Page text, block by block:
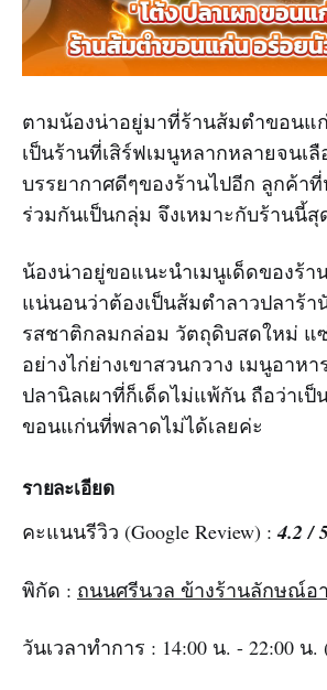
ตามน้องน่าอยู่มาที่ร้านส้มตำขอนแ
เป็นร้านที่เสิร์ฟเมนูหลากหลายจนเ
บรรยากาศดีๆของร้านไปอีก ลูกค้า
ร่วมกันเป็นกลุ่ม จึงเหมาะกับร้านนี้สุ
น้องน่าอยู่ขอแนะนำเมนูเด็ดของร้า
แน่นอนว่าต้องเป็นส้มตำลาวปลาร้า
รสชาติกลมกล่อม วัตถุดิบสดใหม่ แ
อย่างไก่ย่างเขาสวนกวาง เมนูอาห
ปลานิลเผาที่ก็เด็ดไม่แพ้กัน ถือว่าเป็
ขอนแก่นที่พลาดไม่ได้เลยค่ะ
รายละเอียด
คะแนนรีวิว (Google Review) :4.2 /
พิกัด : ถนนศรีนวล ข้างร้านลักษณ์อ
วันเวลาทำการ : 14:00 น. - 22:00 น